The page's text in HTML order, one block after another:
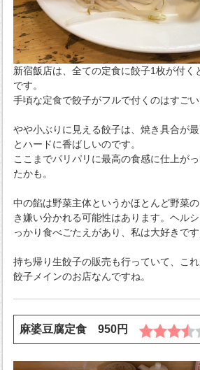
新宿飯店は、全ての定食に餃子1枚が付く
です。
手頃な定食で餃子がフルで付くのはすごい
やや小ぶりに見える餃子は、焼き具合が
とハードに香ばしいのです。
ここまでパリパリに最高の食感に仕上が
たかも。
中の餡は野菜主体というかほとんど野菜
き嫌い分かれる可能性はあります。ヘル
っかり食べごたえがあり、私は大好きです
持ち帰り生餃子の販売も行っていて、これ
餃子メインのお店なんですね。
麻婆豆腐定食 950円